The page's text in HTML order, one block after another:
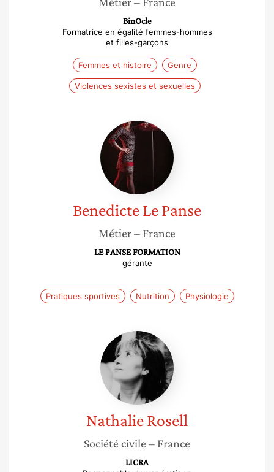
BinOcle
Formatrice en égalité femmes-hommes
et filles-garçons
Femmes et histoire Genre
Violences sexistes et sexuelles
Benedicte
Panse
BenedicteLe Panse
Métier– France
LE PANSE FORMATION
gérante
Pratiques sportives Nutrition Physiologie
Nathalie
Rosell
NathalieRosell
Société civile – France
LICRA